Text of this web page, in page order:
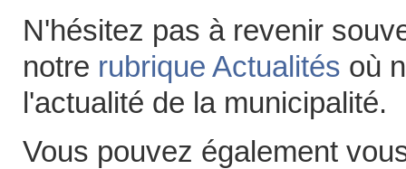
N'hésitez pas à revenir
notre rubrique Actualités où
l'actualité de la municipalité.
Vous pouvez également